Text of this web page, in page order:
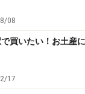
りそうなプレミア
入り
08
買いたい！お土産
17